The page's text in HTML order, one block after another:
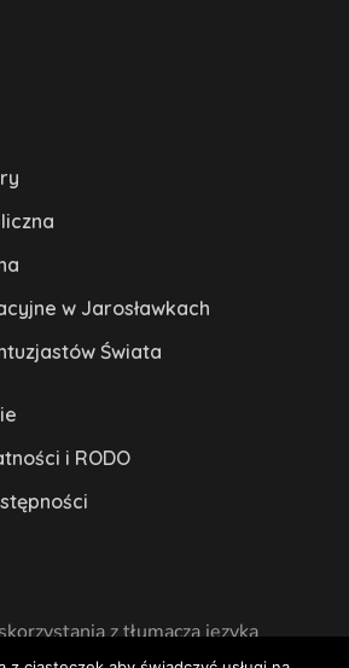
w Jarosławkach
Świata
i RODO
z tłumacza języka